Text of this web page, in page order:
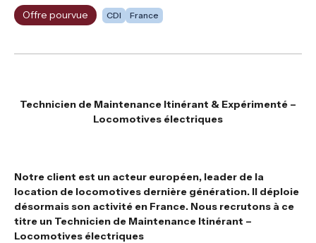
Offre pourvue CDI France
Technicien de Maintenance Itinérant & Expérimenté –
Locomotives électriques
Notre client est un acteur européen, leader de la
location de locomotives dernière génération. Il déploie
désormais son activité en France. Nous recrutons à ce
titre un Technicien de Maintenance Itinérant –
Locomotives électriques